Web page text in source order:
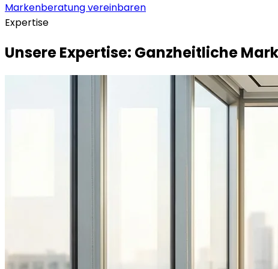
Markenberatung vereinbaren
Expertise
Unsere Expertise: Ganzheitliche